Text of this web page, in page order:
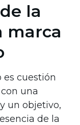
la
marca
es cuestión
una
un objetivo,
de la